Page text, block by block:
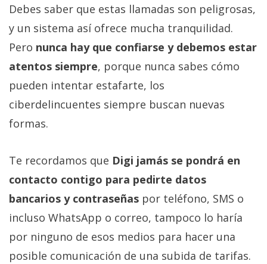
Debes saber que estas llamadas son peligrosas,
y un sistema así ofrece mucha tranquilidad.
Pero nunca hay que confiarse y debemos estar
atentos siempre, porque nunca sabes cómo
pueden intentar estafarte, los
ciberdelincuentes siempre buscan nuevas
formas.
Te recordamos que Digi jamás se pondrá en
contacto contigo para pedirte datos
bancarios y contraseñas por teléfono, SMS o
incluso WhatsApp o correo, tampoco lo haría
por ninguno de esos medios para hacer una
posible comunicación de una subida de tarifas.